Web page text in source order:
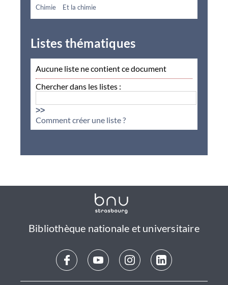
Chimie Et la chimie
Listes thématiques
Aucune liste ne contient ce document
Chercher dans les listes :
>>
Comment créer une liste ?
Bibliothèque nationale et universitaire